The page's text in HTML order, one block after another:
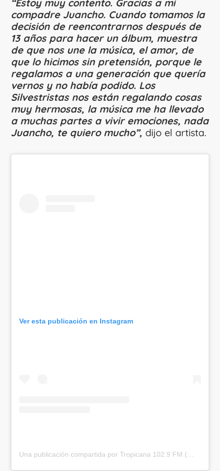
“Estoy muy contento. Gracias a mi
compadre Juancho. Cuando tomamos la
decisión de reencontrarnos después de
13 años para hacer un álbum, muestra
de que nos une la música, el amor, de
que lo hicimos sin pretensión, porque le
regalamos a una generación que quería
vernos y no había podido. Los
Silvestristas nos están regalando cosas
muy hermosas, la música me ha llevado
a muchas partes a vivir emociones, nada
Juancho, te quiero mucho”, dijo el artista.
Ver esta publicación en Instagram